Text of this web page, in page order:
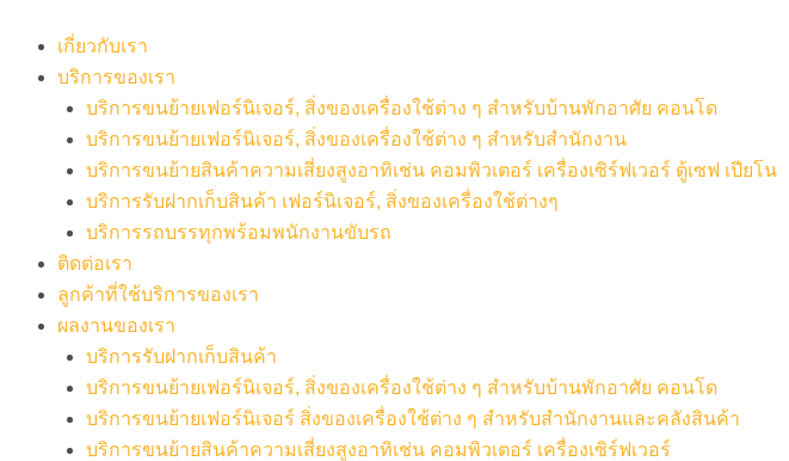
content
เกี่ยวกับเรา
บริการของเรา
บริการขนย้ายเฟอร์นิเจอร์, สิ่งของเครื่องใช้ต่าง ๆ สำหรับบ้านพักอาศัย คอนโด
บริการขนย้ายเฟอร์นิเจอร์, สิ่งของเครื่องใช้ต่าง ๆ สำหรับสำนักงาน
บริการขนย้ายสินค้าความเสี่ยงสูงอาทิเช่น คอมพิวเตอร์ เครื่องเซิร์ฟเวอร์ ตู้เซฟ เปียโน
บริการรับฝากเก็บสินค้า เฟอร์นิเจอร์, สิ่งของเครื่องใช้ต่างๆ
บริการรถบรรทุกพร้อมพนักงานขับรถ
ติดต่อเรา
ลูกค้าที่ใช้บริการของเรา
ผลงานของเรา
บริการรับฝากเก็บสินค้า
บริการขนย้ายเฟอร์นิเจอร์, สิ่งของเครื่องใช้ต่าง ๆ สำหรับบ้านพักอาศัย คอนโด
บริการขนย้ายเฟอร์นิเจอร์ สิ่งของเครื่องใช้ต่าง ๆ สำหรับสำนักงานและคลังสินค้า
บริการขนย้ายสินค้าความเสี่ยงสูงอาทิเช่น คอมพิวเตอร์ เครื่องเซิร์ฟเวอร์